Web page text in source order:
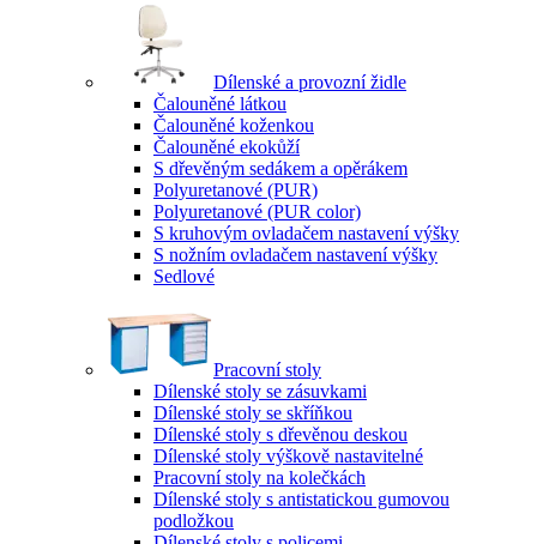
Dílenské a provozní židle
Čalouněné látkou
Čalouněné koženkou
Čalouněné ekokůží
S dřevěným sedákem a opěrákem
Polyuretanové (PUR)
Polyuretanové (PUR color)
S kruhovým ovladačem nastavení výšky
S nožním ovladačem nastavení výšky
Sedlové
Pracovní stoly
Dílenské stoly se zásuvkami
Dílenské stoly se skříňkou
Dílenské stoly s dřevěnou deskou
Dílenské stoly výškově nastavitelné
Pracovní stoly na kolečkách
Dílenské stoly s antistatickou gumovou
podložkou